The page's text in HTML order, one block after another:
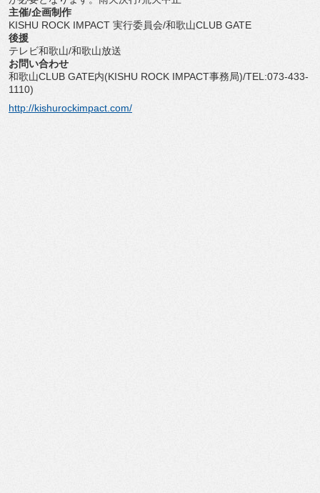
主催/企画制作
KISHU ROCK IMPACT 実行委員会/和歌山CLUB GATE
後援
テレビ和歌山/和歌山放送
お問い合わせ
和歌山CLUB GATE内(KISHU ROCK IMPACT事務局)/TEL:073-433-
1110)
http://kishurockimpact.com/